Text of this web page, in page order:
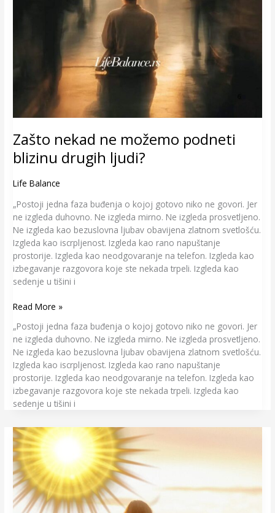
Zašto nekad ne možemo podneti
blizinu drugih ljudi?
Life Balance
„Postoji jedna faza buđenja o kojoj gotovo niko ne govori. Jer
ne izgleda duhovno. Ne izgleda mirno. Ne izgleda prosvetljeno.
Ne izgleda kao bezuslovna ljubav obavijena zlatnom svetlošću.
Izgleda kao iscrpljenost. Izgleda kao rano napuštanje
prostorije. Izgleda kao neodgovaranje na telefon. Izgleda kao
izbegavanje razgovora koje ste nekada trpeli. Izgleda kao
sedenje u tišini i
Read More »
„Postoji jedna faza buđenja o kojoj gotovo niko ne govori. Jer
ne izgleda duhovno. Ne izgleda mirno. Ne izgleda prosvetljeno.
Ne izgleda kao bezuslovna ljubav obavijena zlatnom svetlošću.
Izgleda kao iscrpljenost. Izgleda kao rano napuštanje
prostorije. Izgleda kao neodgovaranje na telefon. Izgleda kao
izbegavanje razgovora koje ste nekada trpeli. Izgleda kao
sedenje u tišini i
Letnji
Solsticij